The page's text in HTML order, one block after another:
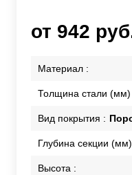
от 942
Материал :
Толщина стали (мм)
Вид покрытия :
Глубина секции
Высота :